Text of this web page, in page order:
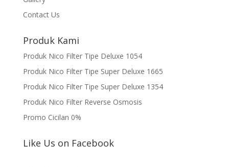
Contact Us
Produk Kami
Produk Nico Filter Tipe Deluxe 1054
Produk Nico Filter Tipe Super Deluxe 1665
Produk Nico Filter Tipe Super Deluxe 1354
Produk Nico Filter Reverse Osmosis
Promo Cicilan 0%
Like Us on Facebook